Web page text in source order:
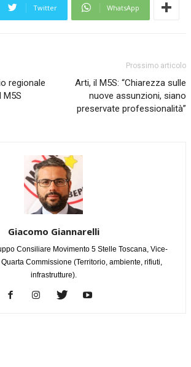
Twitter WhatsApp
regionale
M5S
Prossimo articolo
Arti, il M5S: “Chiarezza sulle
nuove assunzioni, siano
preservate professionalità”
Giacomo Giannarelli
Consiliare Movimento 5 Stelle Toscana, Vice-
Commissione (Territorio, ambiente, rifiuti,
infrastrutture).